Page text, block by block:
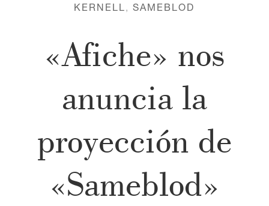
KERNELL,SAMEBLOD
«Afiche» nos
anuncia la
proyección de
«Sameblod»